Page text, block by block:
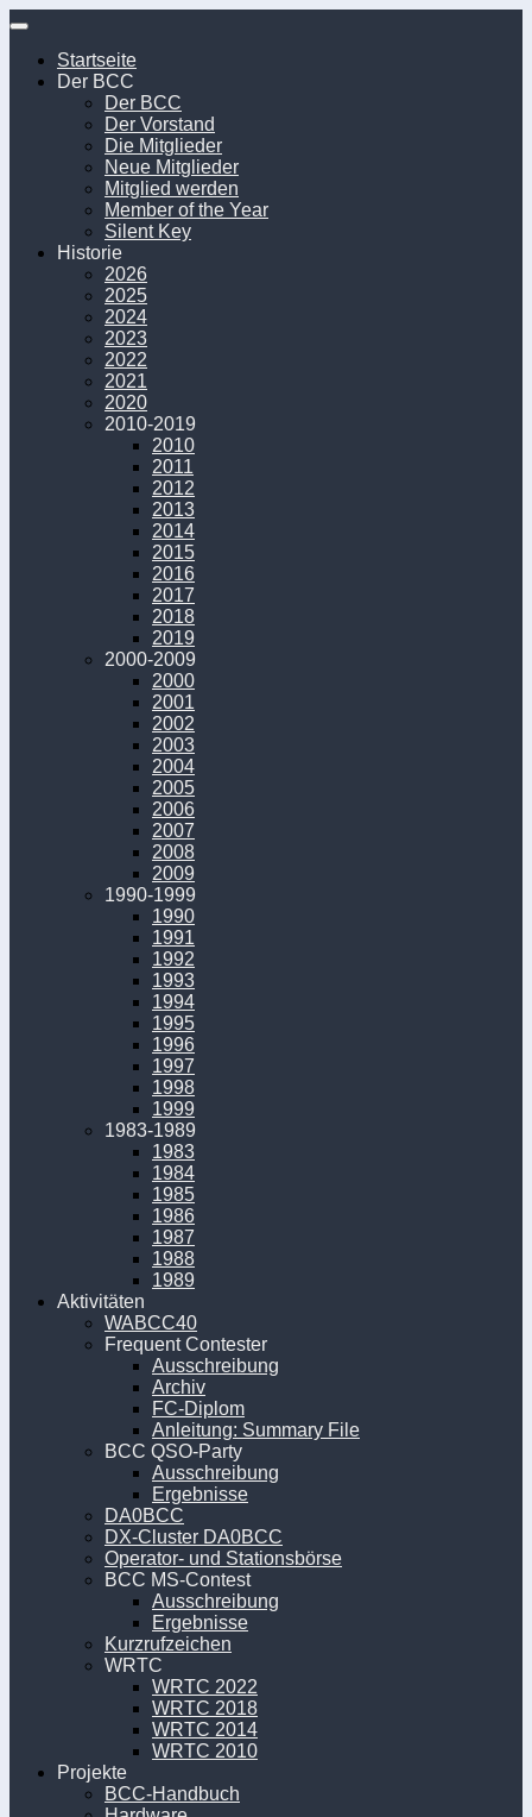
Unter
Inhalt
Startseite
Der BCC
Der BCC
Der Vorstand
Die Mitglieder
Neue Mitglieder
Mitglied werden
Member of the Year
Silent Key
Historie
2026
2025
2024
2023
2022
2021
2020
2010-2019
2010
2011
2012
2013
2014
2015
2016
2017
2018
2019
2000-2009
2000
2001
2002
2003
2004
2005
2006
2007
2008
2009
1990-1999
1990
1991
1992
1993
1994
1995
1996
1997
1998
1999
1983-1989
1983
1984
1985
1986
1987
1988
1989
Aktivitäten
WABCC40
Frequent Contester
Ausschreibung
Archiv
FC-Diplom
Anleitung: Summary File
BCC QSO-Party
Ausschreibung
Ergebnisse
DA0BCC
DX-Cluster DA0BCC
Operator- und Stationsbörse
BCC MS-Contest
Ausschreibung
Ergebnisse
Kurzrufzeichen
WRTC
WRTC 2022
WRTC 2018
WRTC 2014
WRTC 2010
Projekte
BCC-Handbuch